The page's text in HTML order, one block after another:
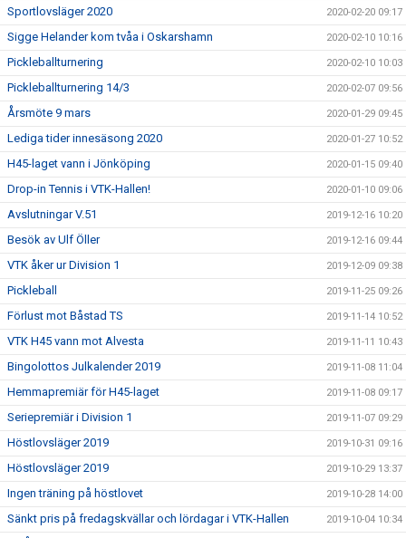
Sportlovsläger 2020 2020-02-20 09:17
Sigge Helander kom tvåa i Oskarshamn 2020-02-10 10:16
Pickleballturnering 2020-02-10 10:03
Pickleballturnering 14/3 2020-02-07 09:56
Årsmöte 9 mars 2020-01-29 09:45
Lediga tider innesäsong 2020 2020-01-27 10:52
H45-laget vann i Jönköping 2020-01-15 09:40
Drop-in Tennis i VTK-Hallen! 2020-01-10 09:06
Avslutningar V.51 2019-12-16 10:20
Besök av Ulf Öller 2019-12-16 09:44
VTK åker ur Division 1 2019-12-09 09:38
Pickleball 2019-11-25 09:26
Förlust mot Båstad TS 2019-11-14 10:52
VTK H45 vann mot Alvesta 2019-11-11 10:43
Bingolottos Julkalender 2019 2019-11-08 11:04
Hemmapremiär för H45-laget 2019-11-08 09:17
Seriepremiär i Division 1 2019-11-07 09:29
Höstlovsläger 2019 2019-10-31 09:16
Höstlovsläger 2019 2019-10-29 13:37
Ingen träning på höstlovet 2019-10-28 14:00
Sänkt pris på fredagskvällar och lördagar i VTK-Hallen 2019-10-04 10:34